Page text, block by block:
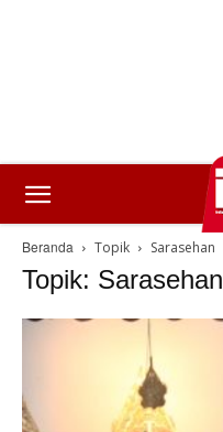
Beranda Topik Sarasehan
Topik: Sarasehan